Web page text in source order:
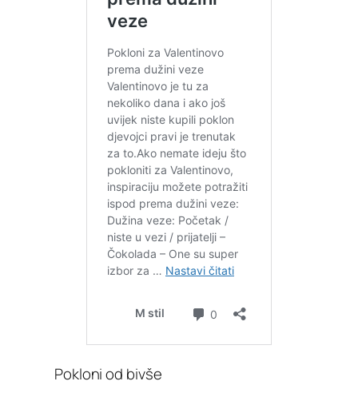
Pokloni od bivše